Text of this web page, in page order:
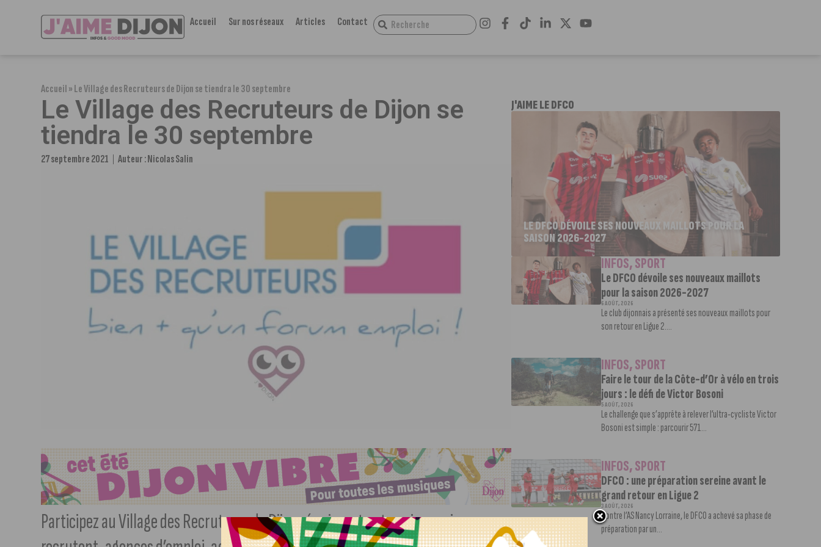
Accueil Sur nos réseaux Articles Contact
Accueil»Le Village des Recruteurs de Dijon se tiendra le 30 septembre
Le Village des Recruteurs de Dijon se
tiendra le 30 septembre
27 septembre 2021 Auteur :Nicolas Salin
Participez au Village des Recruteurs de Dijon réunissant entreprises qui
J'AIME LE DFCO
LE DFCO DÉVOILE SES NOUVEAUX MAILLOTS POUR LA
SAISON 2026-2027
INFOS,SPORT
Le DFCO dévoile ses nouveaux maillots
pour la saison 2026-2027
6 AOÛT, 2026
Le club dijonnais a présenté ses nouveaux maillots pour
son retour en Ligue 2....
INFOS,SPORT
Faire le tour de la Côte-d’Or à vélo en trois
jours : le défi de Victor Bosoni
5 AOÛT, 2026
Le challenge que s’apprête à relever l’ultra-cycliste Victor
Bosoni est simple : parcourir 571...
INFOS,SPORT
DFCO : une préparation sereine avant le
grand retour en Ligue 2
3 AOÛT, 2026
Contre l’AS Nancy Lorraine, le DFCO a achevé sa phase de
préparation par un...